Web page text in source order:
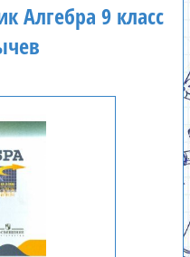
Алгебра 9 класс